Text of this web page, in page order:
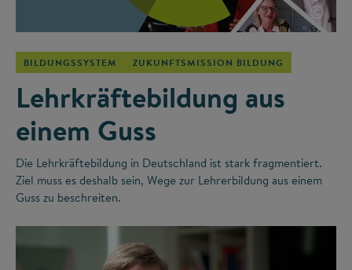
©
BILDUNGSSYSTEM ZUKUNFTSMISSION BILDUNG
Lehrkräftebildung aus
einem Guss
Die Lehrkräftebildung in Deutschland ist stark fragmentiert.
Ziel muss es deshalb sein, Wege zur Lehrerbildung aus einem
Guss zu beschreiten.